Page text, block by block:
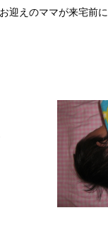
迎えのママが来宅前に